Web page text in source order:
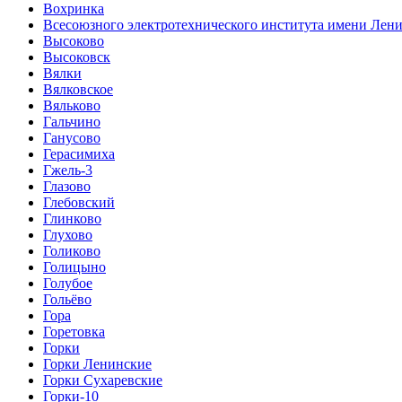
Вохринка
Всесоюзного электротехнического института имени
Высоково
Высоковск
Вялки
Вялковское
Вяльково
Гальчино
Ганусово
Герасимиха
Гжель-3
Глазово
Глебовский
Глинково
Глухово
Голиково
Голицыно
Голубое
Гольёво
Гора
Горетовка
Горки
Горки Ленинские
Горки Сухаревские
Горки-10